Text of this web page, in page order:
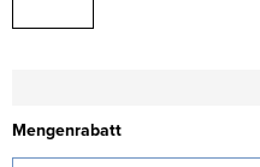
Mengenrabatt